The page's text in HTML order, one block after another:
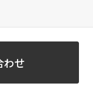
わせ